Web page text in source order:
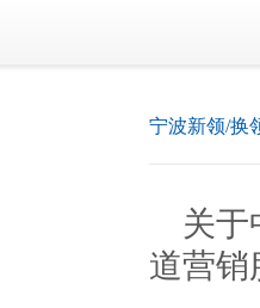
宁波新领/换
关于
道营销